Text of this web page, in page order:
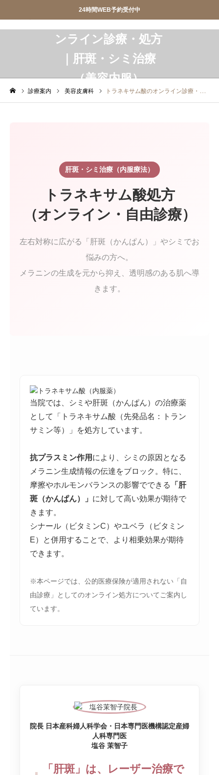
24時間WEB予約受付中
産婦人科SIOクリニック
トラネキサム酸のオ
ンライン診療・処方
｜肝斑・シミ治療
（美容内服）
診療案内 美容皮膚科 トラネキサム酸のオンライン診療・処方｜肝斑・シミ治療（美容内服）
肝斑・シミ治療（内服療法）
トラネキサム酸処方
（オンライン・自由診療）
左右対称に広がる「肝斑（かんぱん）」やシミでお
悩みの方へ。
メラニンの生成を元から抑え、透明感のある肌へ導
きます。
当院では、シミや肝斑（かんぱん）の治療薬
として「トラネキサム酸（先発品名：トラン
サミン等）」を処方しています。
抗プラスミン作用 により、シミの原因となる
メラニン生成情報の伝達をブロック。特に、
摩擦やホルモンバランスの影響でできる
「肝
斑（かんぱん）」 に対して高い効果が期待で
きます。
シナール（ビタミンC）やユベラ（ビタミン
E）と併用することで、より相乗効果が期待
できます。
※本ページでは、公的医療保険が適用されない「自
由診療」としてのオンライン処方についてご案内し
ています。
院長 日本産科婦人科学会・日本専門医機構認定産婦
人科専門医
塩谷 茉智子
「肝斑」は、レーザー治療で
産婦人科SIOクリニック
おしらせ  クリニック紹介
 診療案内  院長ごあいさつ
調剤薬局  privacypolicy
特定商取引法に基づく表記
オンライン診療
診療案内
アフターピル緊急チャーター便